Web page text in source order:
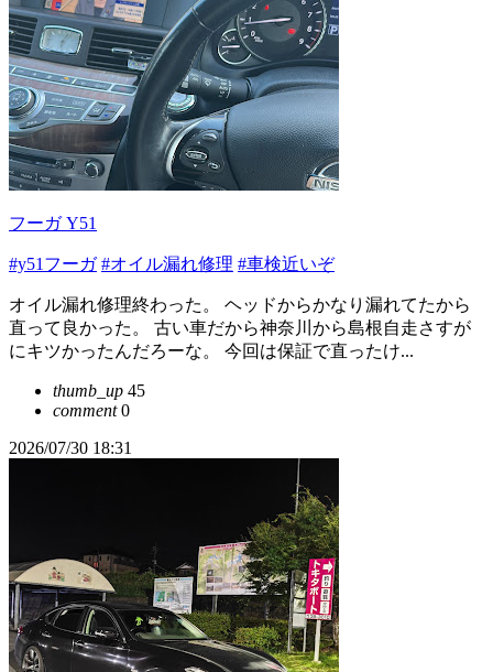
フーガ Y51
#y51フーガ #オイル漏れ修理 #車検近いぞ
オイル漏れ修理終わった。 ヘッドからかなり漏れてたから
直って良かった。 古い車だから神奈川から島根自走さすが
にキツかったんだろーな。 今回は保証で直ったけ...
thumb_up 45
comment0
2026/07/30 18:31